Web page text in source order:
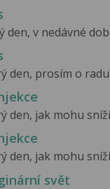
den, v nedávné
den, prosím o
den, jak mohu
den, jak mohu
svět